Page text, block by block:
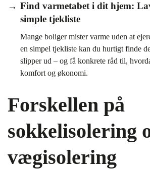
Find varmetabet i dit hjem:
simple tjekliste
Mange boliger mister varme uden at
en simpel tjekliste kan du hurtigt finde
slipper ud – og få konkrete råd til,
komfort og økonomi.
Forskellen på
sokkelisolering
vægisolering